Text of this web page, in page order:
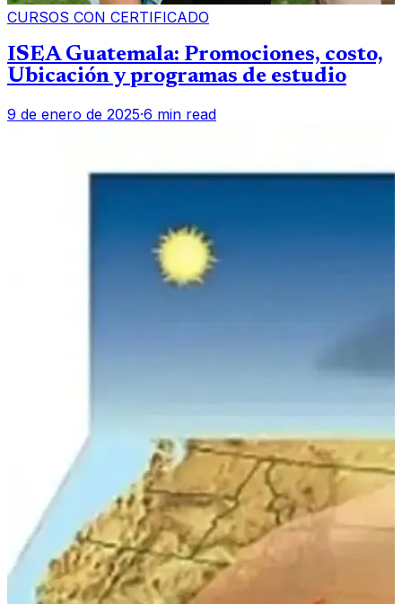
CURSOS CON CERTIFICADO
ISEA Guatemala: Promociones, costo,
Ubicación y programas de estudio
9 de enero de 2025·6 min read